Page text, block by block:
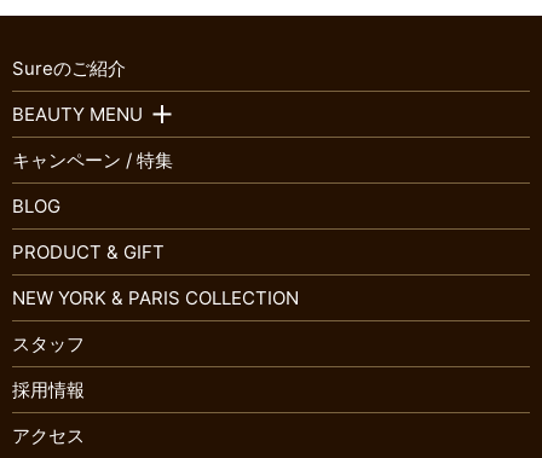
Sureのご紹介
BEAUTY MENU
キャンペーン / 特集
BLOG
PRODUCT & GIFT
NEW YORK & PARIS COLLECTION
スタッフ
採用情報
アクセス